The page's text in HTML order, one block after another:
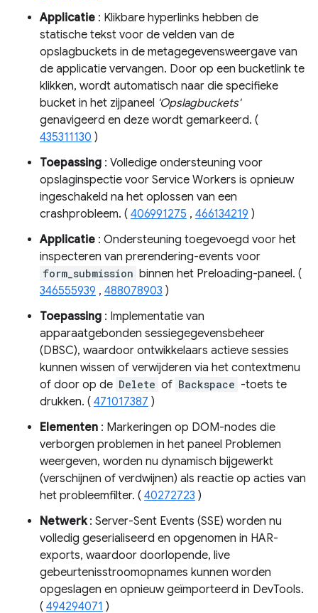
Applicatie : Klikbare hyperlinks hebben de
statische tekst voor de velden van de
opslagbuckets in de metagegevensweergave van
de applicatie vervangen. Door op een bucketlink te
klikken, wordt automatisch naar die specifieke
bucket in het zijpaneel 'Opslagbuckets'
genavigeerd en deze wordt gemarkeerd. (
435311130 )
Toepassing : Volledige ondersteuning voor
opslaginspectie voor Service Workers is opnieuw
ingeschakeld na het oplossen van een
crashprobleem. ( 406991275 , 466134219 )
Applicatie : Ondersteuning toegevoegd voor het
inspecteren van prerendering-events voor
form_submission binnen het Preloading-paneel. (
346555939 , 488078903 )
Toepassing : Implementatie van
apparaatgebonden sessiegegevensbeheer
(DBSC), waardoor ontwikkelaars actieve sessies
kunnen wissen of verwijderen via het contextmenu
of door op de Delete of Backspace -toets te
drukken. ( 471017387 )
Elementen : Markeringen op DOM-nodes die
verborgen problemen in het paneel Problemen
weergeven, worden nu dynamisch bijgewerkt
(verschijnen of verdwijnen) als reactie op acties van
het probleemfilter. ( 40272723 )
Netwerk: Server-Sent Events (SSE) worden nu
volledig geserialiseerd en opgenomen in HAR-
exports, waardoor doorlopende, live
gebeurtenisstroomopnames kunnen worden
opgeslagen en opnieuw geïmporteerd in DevTools.
( 494294071 )